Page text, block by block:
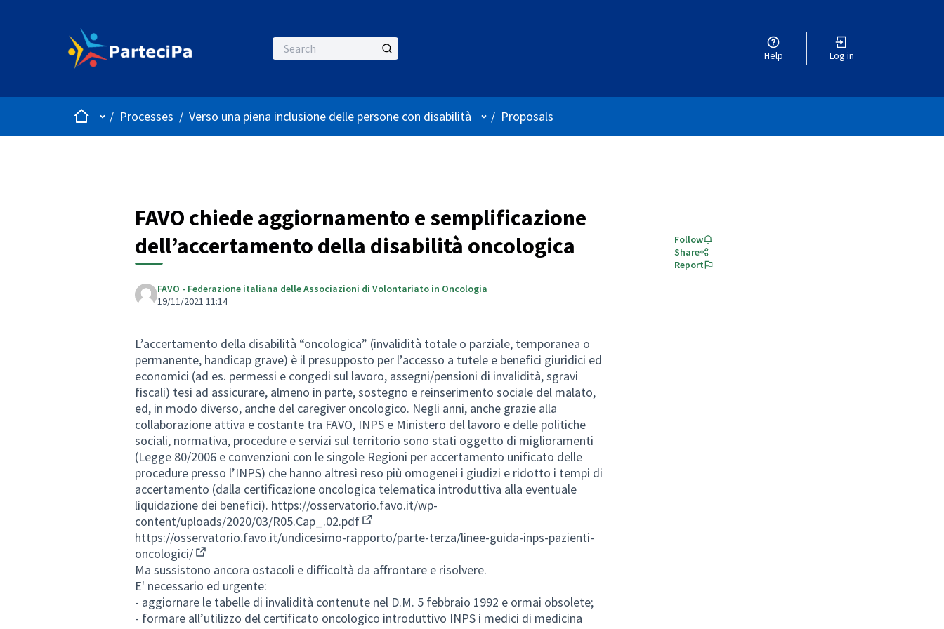
Help Log in
HomeMain menu
/ Processes / Verso una piena inclusione delle persone con disabilità User menu
/ Proposals
FAVO chiede aggiornamento e semplificazione
dell’accertamento della disabilità oncologica
FAVO - Federazione italiana delle Associazioni di Volontariato in Oncologia
19/11/2021 11:14
L’accertamento della disabilità “oncologica” (invalidità totale o parziale, temporanea o
permanente, handicap grave) è il presupposto per l’accesso a tutele e benefici giuridici ed
economici (ad es. permessi e congedi sul lavoro, assegni/pensioni di invalidità, sgravi
fiscali) tesi ad assicurare, almeno in parte, sostegno e reinserimento sociale del malato,
ed, in modo diverso, anche del caregiver oncologico. Negli anni, anche grazie alla
collaborazione attiva e costante tra FAVO, INPS e Ministero del lavoro e delle politiche
sociali, normativa, procedure e servizi sul territorio sono stati oggetto di miglioramenti
(Legge 80/2006 e convenzioni con le singole Regioni per accertamento unificato delle
procedure presso l’INPS) che hanno altresì reso più omogenei i giudizi e ridotto i tempi di
accertamento (dalla certificazione oncologica telematica introduttiva alla eventuale
liquidazione dei benefici). https://osservatorio.favo.it/wp-
content/uploads/2020/03/R05.Cap_.02.pdf
(External link)
https://osservatorio.favo.it/undicesimo-rapporto/parte-terza/linee-guida-inps-pazienti-
oncologici/
(External link)
Ma sussistono ancora ostacoli e difficoltà da affrontare e risolvere.
E' necessario ed urgente:
- aggiornare le tabelle di invalidità contenute nel D.M. 5 febbraio 1992 e ormai obsolete;
- formare all’utilizzo del certificato oncologico introduttivo INPS i medici di medicina
Follow
Share
Report